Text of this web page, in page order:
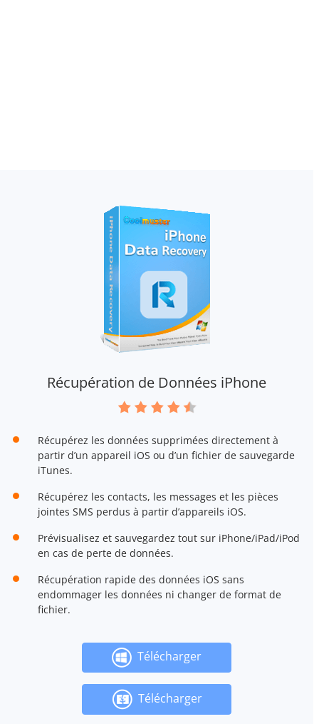
Récupération de Données iPhone
Récupérez les données supprimées directement à
partir d’un appareil iOS ou d’un fichier de sauvegarde
iTunes.
Récupérez les contacts, les messages et les pièces
jointes SMS perdus à partir d’appareils iOS.
Prévisualisez et sauvegardez tout sur iPhone/iPad/iPod
en cas de perte de données.
Récupération rapide des données iOS sans
endommager les données ni changer de format de
fichier.
Télécharger
Télécharger